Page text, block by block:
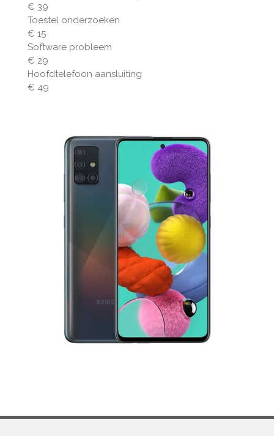
€ 39
Toestel onderzoeken
€ 15
Software probleem
€ 29
Hoofdtelefoon aansluiting
€ 49